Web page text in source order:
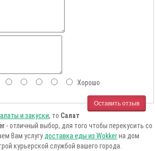
Хорошо
Оставить отзыв
и закуски, то Салат
- отличный выбор, для того чтобы перекусить со
Вам услугу доставка еды из Wokkerна дом
курьерской службой вашего города.